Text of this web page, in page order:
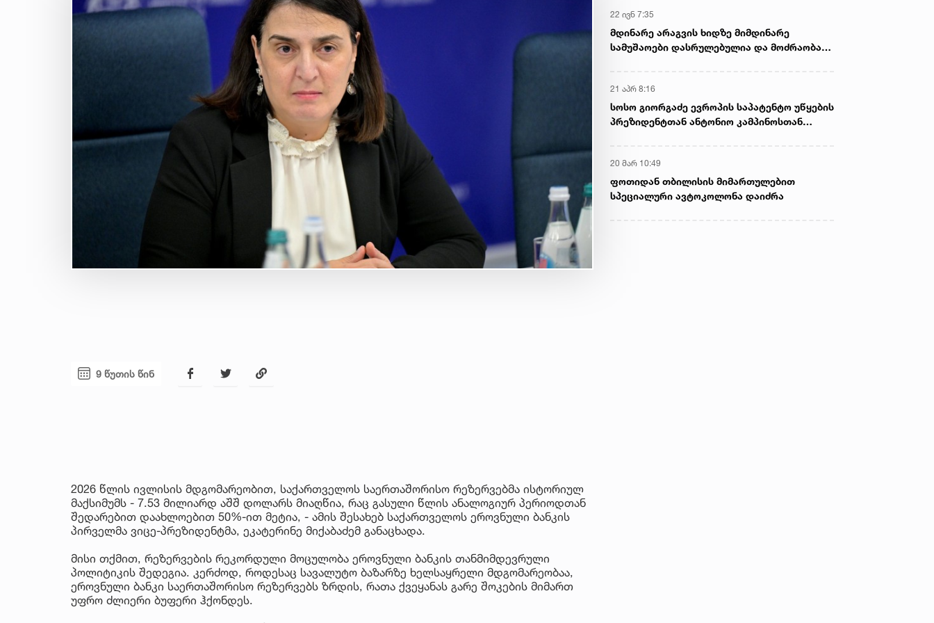
9 წუთის წინ
2026 წლის ივლისის მდგომარეობით, საქართველოს საერთაშორისო რეზერვებმა ისტორიულ
მაქსიმუმს - 7.53 მილიარდ აშშ დოლარს მიაღწია, რაც გასული წლის ანალოგიურ პერიოდთან
შედარებით დაახლოებით 50%-ით მეტია, - ამის შესახებ საქართველოს ეროვნული ბანკის
პირველმა ვიცე-პრეზიდენტმა, ეკატერინე მიქაბაძემ განაცხადა.
მისი თქმით, რეზერვების რეკორდული მოცულობა ეროვნული ბანკის თანმიმდევრული
პოლიტიკის შედეგია. კერძოდ, როდესაც სავალუტო ბაზარზე ხელსაყრელი მდგომარეობაა,
ეროვნული ბანკი საერთაშორისო რეზერვებს ზრდის, რათა ქვეყანას გარე შოკების მიმართ
უფრო ძლიერი ბუფერი ჰქონდეს.
22 ივნ 7:35
მდინარე არაგვის ხიდზე მიმდინარე
სამუშაოები დასრულებულია და მოძრაობა
21 აპრ 8:16
სოსო გიორგაძე ევროპის საპატენტო უწყების
პრეზიდენტთან ანტონიო კამპინოსთან
20 მარ 10:49
ფოთიდან თბილისის მიმართულებით
სპეციალური ავტოკოლონა დაიძრა